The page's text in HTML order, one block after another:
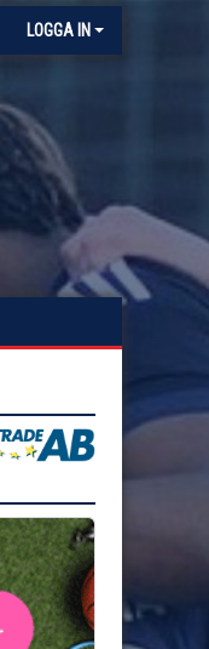
LOGGA IN